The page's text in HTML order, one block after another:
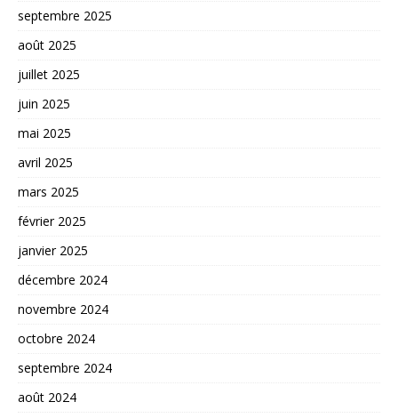
septembre 2025
août 2025
juillet 2025
juin 2025
mai 2025
avril 2025
mars 2025
février 2025
janvier 2025
décembre 2024
novembre 2024
octobre 2024
septembre 2024
août 2024